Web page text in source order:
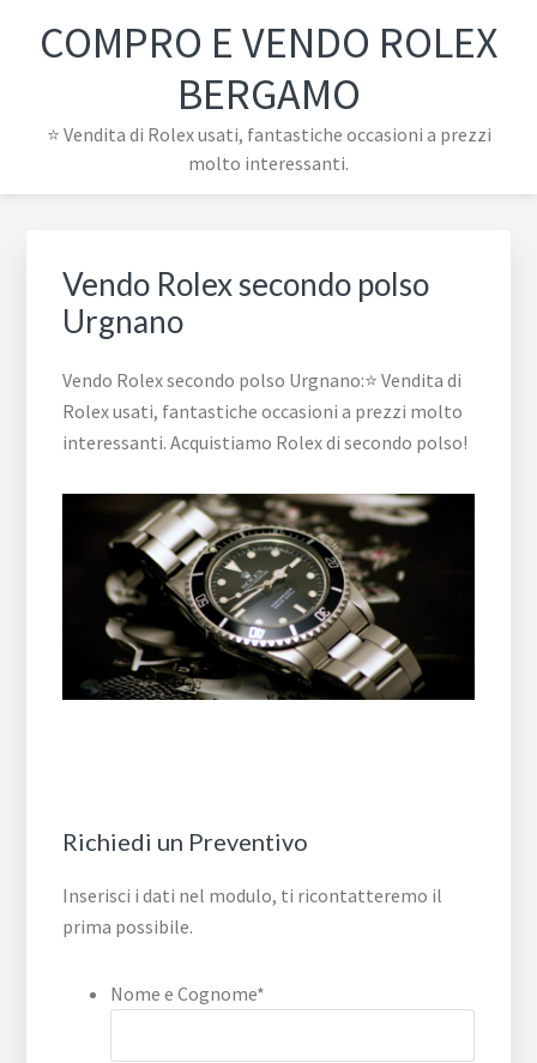
pagina
COMPRO E VENDO ROLEX
BERGAMO
⭐ Vendita di Rolex usati, fantastiche occasioni a prezzi
molto interessanti.
Vendo Rolex secondo polso
Urgnano
Vendo Rolex secondo polso Urgnano:⭐ Vendita di
Rolex usati, fantastiche occasioni a prezzi molto
interessanti. Acquistiamo Rolex di secondo polso!
Richiedi un Preventivo
Inserisci i dati nel modulo, ti ricontatteremo il
prima possibile.
Nome e Cognome*